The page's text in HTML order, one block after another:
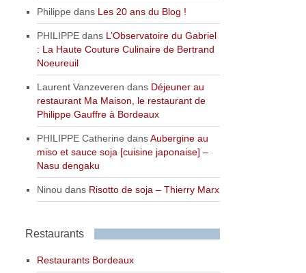
Philippe dans Les 20 ans du Blog !
PHILIPPE dans L’Observatoire du Gabriel
: La Haute Couture Culinaire de Bertrand
Noeureuil
Laurent Vanzeveren dans Déjeuner au
restaurant Ma Maison, le restaurant de
Philippe Gauffre à Bordeaux
PHILIPPE Catherine dansAubergine au
miso et sauce soja [cuisine japonaise] –
Nasu dengaku
Ninou dans Risotto de soja – Thierry Marx
Restaurants
Restaurants Bordeaux